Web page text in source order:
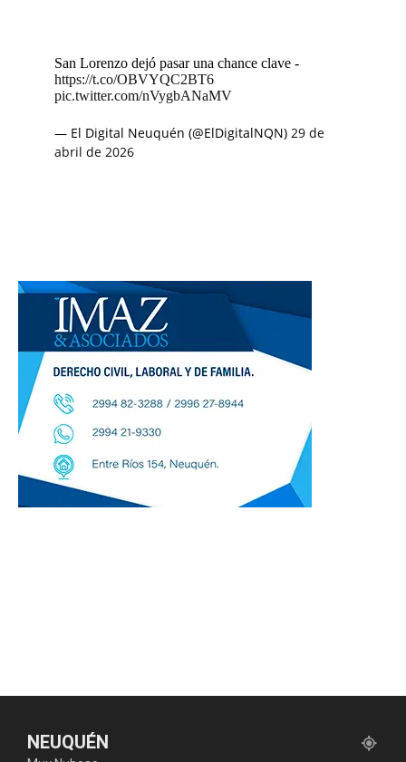
San Lorenzo dejó pasar una chance clave -
https://t.co/OBVYQC2BT6
pic.twitter.com/nVygbANaMV
— El Digital Neuquén (@ElDigitalNQN) 29 de
abril de 2026
NEUQUÉN